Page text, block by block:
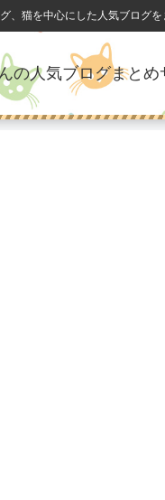
、猫を中心にした人気ブログを
の人気ブログまとめ